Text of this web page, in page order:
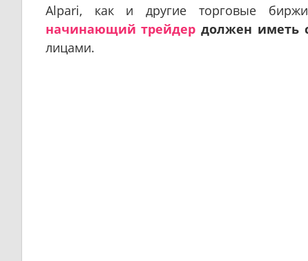
Alpari, как и другие торговые
начинающий трейдер должен иметь
лицами.